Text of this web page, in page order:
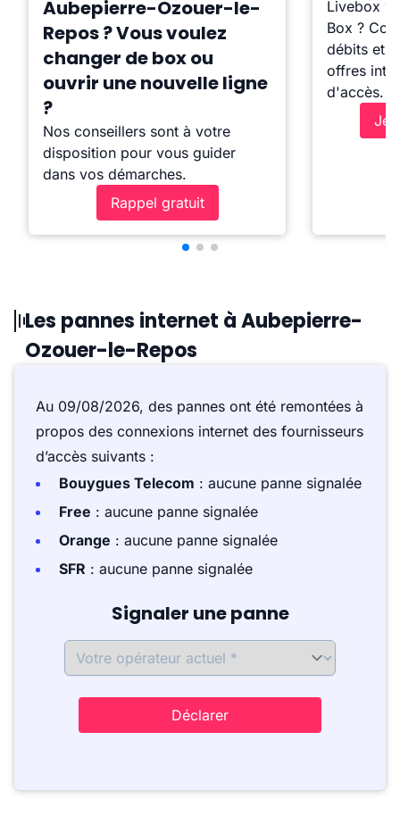
Aubepierre-Ozouer-le-
Repos ? Vous voulez
changer de box ou
ouvrir une nouvelle ligne
?
Nos conseillers sont à votre
disposition pour vous guider
dans vos démarches.
Rappel gratuit
Livebox ?
Box ?
débits et
offres
d'accès.
Je
Les pannes internet à Aubepierre-
Ozouer-le-Repos
Au 09/08/2026, des pannes ont été remontées à
propos des connexions internet des fournisseurs
d’accès suivants :
Bouygues Telecom : aucune panne signalée
Free : aucune panne signalée
Orange : aucune panne signalée
SFR : aucune panne signalée
Signaler une panne
Déclarer